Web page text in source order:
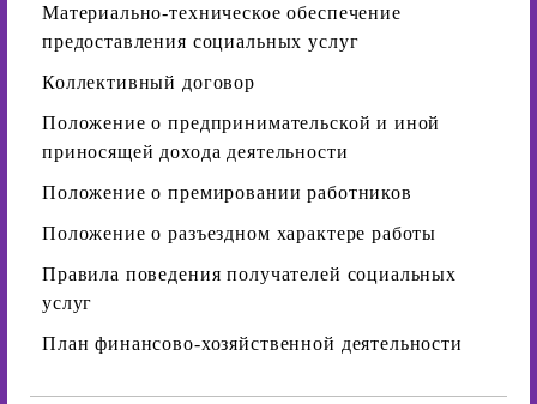
Материально-техническое обеспечение
предоставления социальных услуг
Коллективный договор
Положение о предпринимательской и иной
приносящей дохода деятельности
Положение о премировании работников
Положение о разъездном характере работы
Правила поведения получателей социальных
услуг
План финансово-хозяйственной деятельности